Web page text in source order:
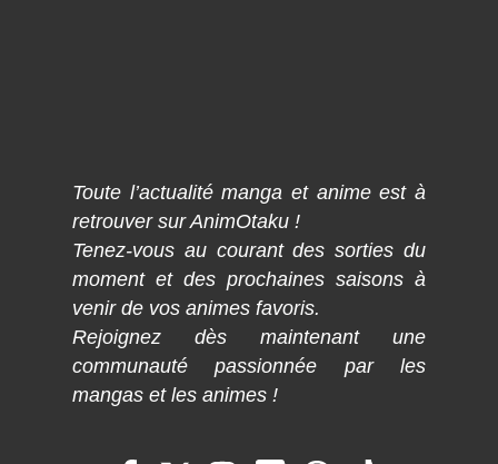
Toute l’actualité manga et anime est à
retrouver sur AnimOtaku !
Tenez-vous au courant des sorties du
moment et des prochaines saisons à
venir de vos animes favoris.
Rejoignez dès maintenant une
communauté passionnée par les
mangas et les animes !